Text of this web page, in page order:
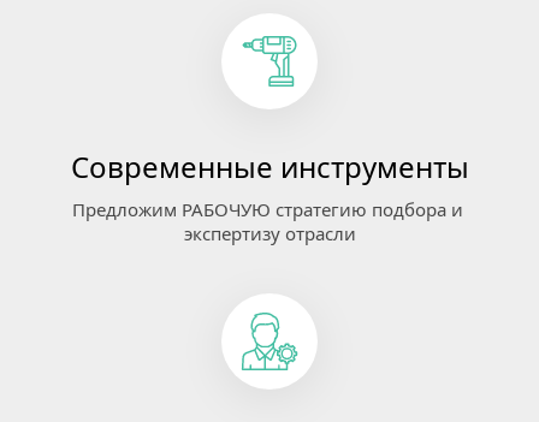
Современные инструменты
Предложим РАБОЧУЮ стратегию подбора и
экспертизу отрасли